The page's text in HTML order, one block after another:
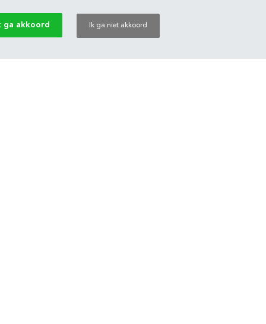
ga akkoord Ik ga niet akkoord